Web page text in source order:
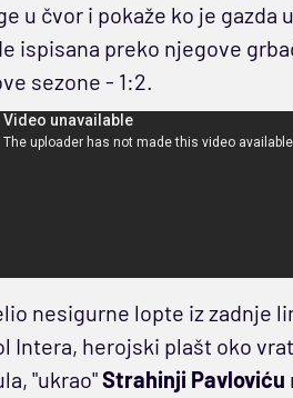
u čvor i pokaže ko je gazda
ispisana preko njegove
sezone - 1:2.
nesigurne lopte iz zadnje
Intera, herojski plašt oko
"ukrao"Strahinji Pavloviću